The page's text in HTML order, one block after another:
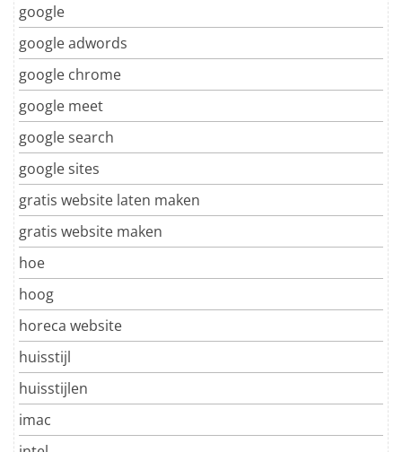
google
google adwords
google chrome
google meet
google search
google sites
gratis website laten maken
gratis website maken
hoe
hoog
horeca website
huisstijl
huisstijlen
imac